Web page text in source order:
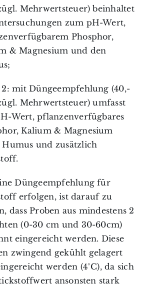
Mehrwertsteuer) beinhaltet
zum pH-Wert,
Phosphor,
& Magnesium und den
2: mit Düngeempfehlung (40,-
Mehrwertsteuer) umfasst
Wert, pflanzenverfügbares
Kalium & Magnesium
Humus und zusätzlich
Düngeempfehlung für
erfolgen, ist darauf zu
dass Proben aus mindestens 2
(0-30 cm und 30-60cm)
eingereicht werden. Diese
zwingend gekühlt gelagert
werden (4°C), da sich
ansonsten stark